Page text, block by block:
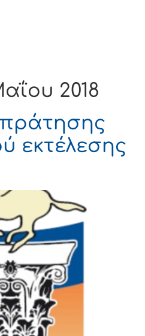
2018
εκτέλεσης